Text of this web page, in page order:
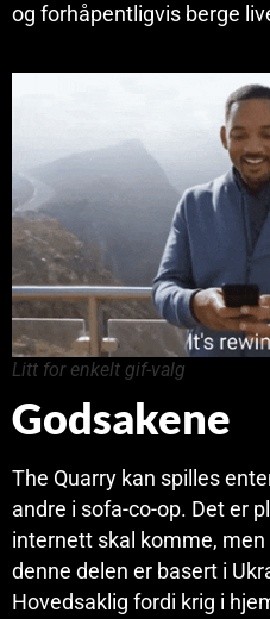
og forhåpentligvis berge
Litt for enkelt gif-valg
Godsakene
The Quarry kan spilles
andre i sofa-co-op. Det er
internett skal komme,
denne delen er basert i
Hovedsaklig fordi krig i